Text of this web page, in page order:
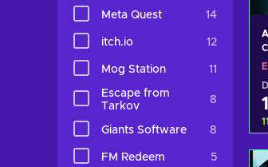
Meta Quest 14
itch.io 12
Mog Station 11
Escape from
Tarkov
8
Giants Software 8
FM Redeem 5
11